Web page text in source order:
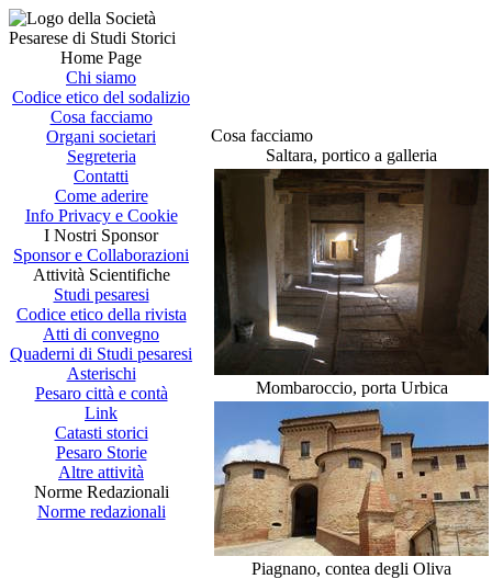
Home Page
Chi siamo
Codice etico del sodalizio
Cosa facciamo
Organi societari
Segreteria
Contatti
Come aderire
Info Privacy e Cookie
I Nostri Sponsor
Sponsor e Collaborazioni
Attività Scientifiche
Studi pesaresi
Codice etico della rivista
Atti di convegno
Quaderni di Studi pesaresi
Asterischi
Pesaro città e contà
Link
Catasti storici
Pesaro Storie
Altre attività
Norme Redazionali
Norme redazionali
Cosa facciamo
Saltara, portico a galleria
Mombaroccio, porta Urbica
Piagnano, contea degli Oliva